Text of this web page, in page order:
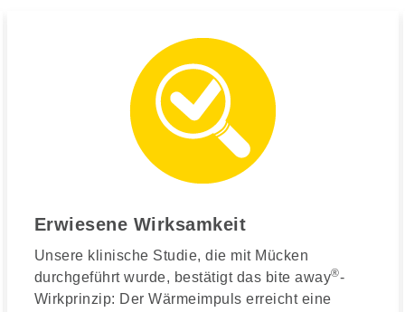
Erwiesene Wirksamkeit
Unsere klinische Studie, die mit Mücken
durchgeführt wurde, bestätigt das bite away®-
Wirkprinzip: Der Wärmeimpuls erreicht eine